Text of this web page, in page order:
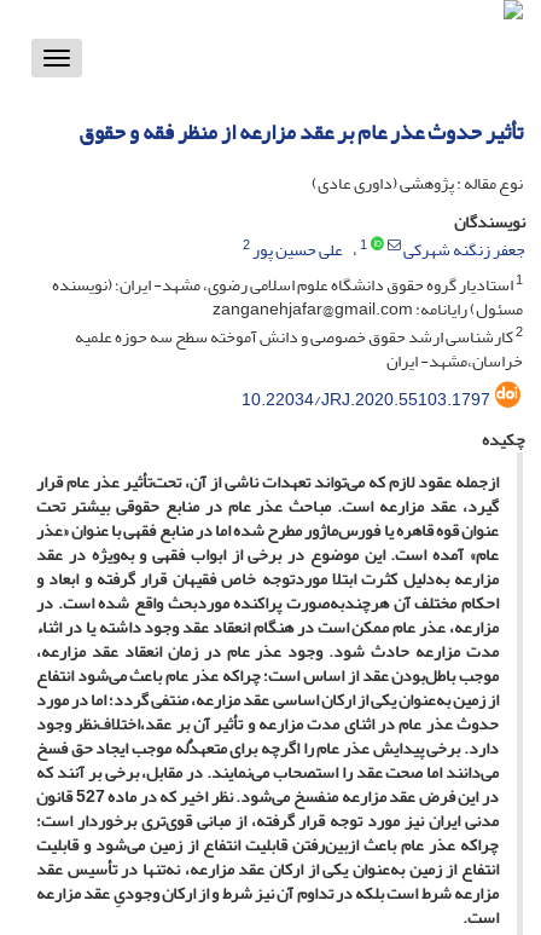
Toggle
تأثیر حدوث عذر عام بر عقد مزارعه از منظر فقه و حقوق
نوع مقاله : پژوهشی (داوری عادی)
نویسندگان
جعفر زنگنه شهرکی
1 علی حسین پور2
1استادیار گروه حقوق دانشگاه علوم اسلامی رضوی، مشهد- ایران؛ (نویسنده
مسئول) رایانامه: zanganehjafar@gmail.com
2کارشناسی ارشد حقوق خصوصی و دانش آموخته سطح سه حوزه علمیه
خراسان،مشهد- ایران
10.22034/JRJ.2020.55103.1797
چکیده
ازجمله عقود لازم که می‌تواند تعهدات ناشی از آن، تحت‌تأثیر عذر عام قرار
گیرد، عقد مزارعه است. مباحث عذر عام در منابع حقوقی بیشتر تحت
عنوان قوه قاهره یا فورس‌ماژور مطرح شده اما در منابع فقهی با عنوان «عذر
عام» آمده است. این موضوع در برخی از ابواب فقهی و به‌ویژه در عقد
مزارعه ‌به‌دلیل کثرت ابتلا موردتوجه خاص فقیهان قرار گرفته و ابعاد و
احکام مختلف آن هرچندبه‌صورت پراکنده موردبحث واقع شده است. در
مزارعه، عذر عام ممکن است در هنگام انعقاد عقد وجود داشته یا در اثناء
مدت مزارعه حادث شود. وجود عذر عام در زمان انعقاد عقد مزارعه،
موجب باطل‌بودن عقد از اساس است؛ چراکه عذر عام باعث می‌شود انتفاع
از زمین به‌عنوان یکی از ارکان اساسی عقد مزارعه، منتفی گردد؛ اما در مورد
حدوث عذر عام در اثنای مدت مزارعه و تأثیر آن بر عقد،اختلاف‌نظر وجود
دارد. برخی پیدایش عذر عام را اگرچه برای متعهدٌله موجب ایجاد حق فسخ
می‌دانند اما صحت عقد را استصحاب می‌نمایند. در مقابل، برخی بر آنند که
در این فرض عقد مزارعه منفسخ می‌شود. نظر اخیر که در ماده 527 قانون
مدنی ایران نیز مورد توجه قرار گرفته، از مبانی قوی‌تری برخوردار است؛
چراکه عذر عام باعث ازبین‌رفتن قابلیت انتفاع از زمین می‌شود و قابلیت
انتفاع از زمین به‌عنوان یکی از ارکان عقد مزارعه، نه‌تنها در تأسیس عقد
مزارعه شرط است بلکه در تداوم آن نیز شرط و از ارکان وجودیِ عقد مزارعه
است.